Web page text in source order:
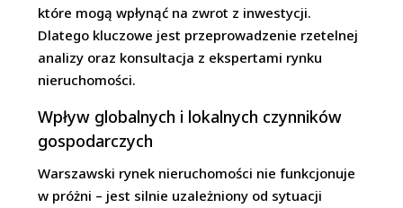
które mogą wpłynąć na zwrot z inwestycji.
Dlatego kluczowe jest przeprowadzenie rzetelnej
analizy oraz konsultacja z ekspertami rynku
nieruchomości.
Wpływ globalnych i lokalnych czynników
gospodarczych
Warszawski rynek nieruchomości nie funkcjonuje
w próżni – jest silnie uzależniony od sytuacji